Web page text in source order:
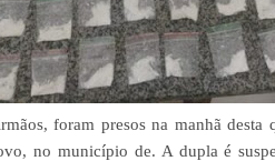
foram presos na manhã desta
no município de. A dupla é